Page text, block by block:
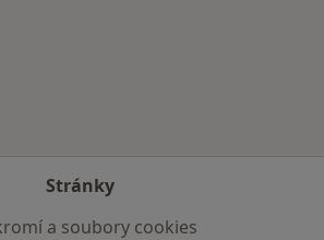
Stránky
a soubory cookies